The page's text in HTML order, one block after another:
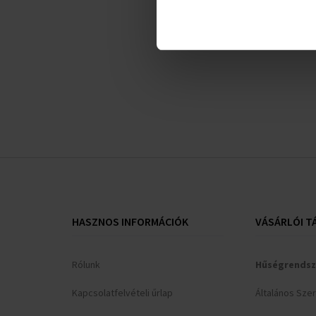
HASZNOS INFORMÁCIÓK
Rólunk
Kapcsolatfelvételi űrlap
VÁSÁRLÓI
Általános